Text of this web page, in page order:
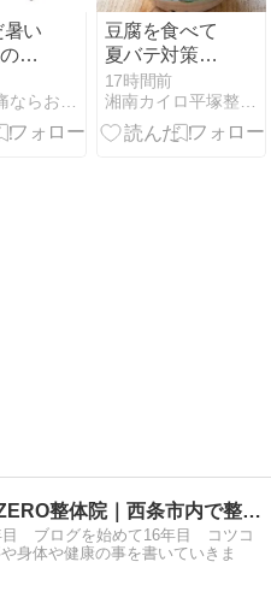
暑い
入
日
豆腐を食べて
夏バテ対策｜
今日からでき
る工夫を紹介
17時間前
西条市の整体 ZERO整体院｜西条市内で整体院をお探しの方へ
目 ブログを始めて16年目 コツコ
身体や健康の事を書いていきま